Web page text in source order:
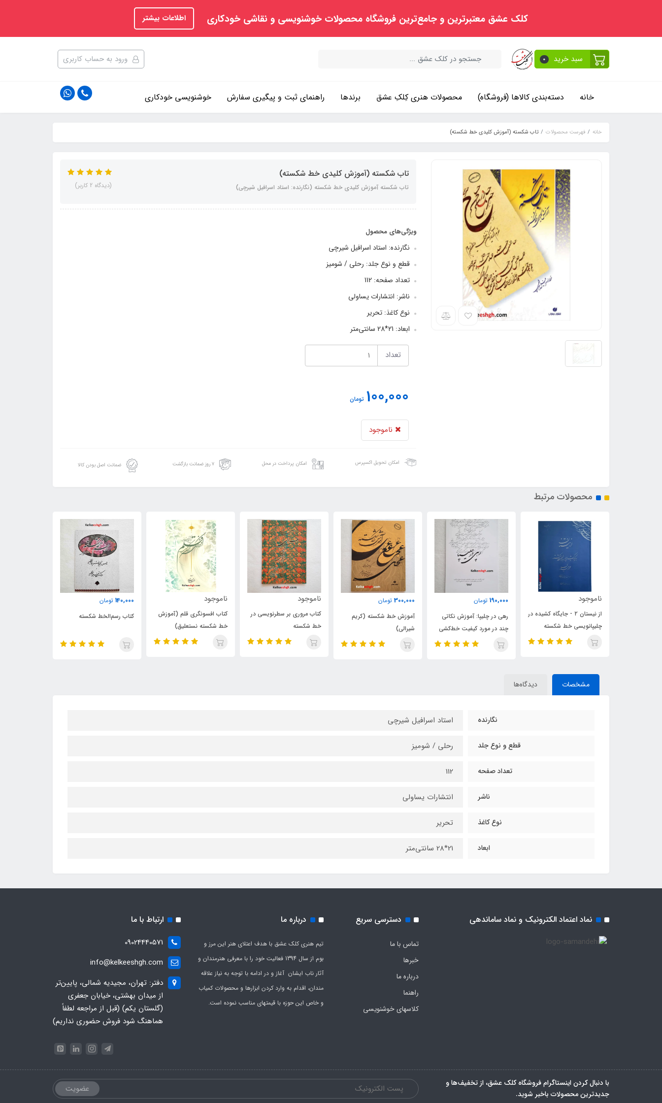
کلک عشق معتبرترین و جامع‌ترین فروشگاه محصولات خوشنویسی و نقاشی خودکاری اطلاعات بیشتر
سبد خرید 0 ورود به حساب کاربری
خانه دسته‌بندی کالاها (فروشگاه) محصولات هنری کِلکِ عشق برندها راهنمای ثبت و پیگیری سفارش خوشنویسی خودکاری
خانه فهرست محصولات تاب شکسته (آموزش کلیدی خط شکسته)
تاب شکسته (آموزش کلیدی خط شکسته)
تاب شکسته آموزش کلیدی خط شکسته (نگارنده: استاد اسرافیل شیرچی) (دیدگاه 2 کاربر)
ویژگی‌های محصول
نگارنده: استاد اسرافیل شیرچی
قطع و نوع جلد: رحلی / شومیز
تعداد صفحه: 112
ناشر: انتشارات یساولی
نوع کاغذ: تحریر
ابعاد: 21*28 سانتی‌متر
تعداد
100,000 تومان
ناموجود
امکان تحویل اکسپرس امکان پرداخت در محل ۷ روز ضمانت بازگشت ضمانت اصل بودن کالا
محصولات مرتبط
از نیستان ۲ - جایگاه کشیده در
چلیپانویسی خط شکسته
(استاد محمد حیدری)
رهی در چلیپا: آموزش نکاتی
چند در مورد کیفیت خط‌کشی
و خصوصیات چلیپای شکسته
آموزش خط شکسته (کریم
شیرالی)
کتاب مروری بر سطرنویسی در
کتاب افسونگری قلم (آموزش
خط شکسته نستعلیق)
کتاب رسم‌الخط شکسته
مسطور (دفتر اول) پیشنهاداتی
با محوریت سطرنویسی
مشخصات دیدگاه‌ها
نگارنده استاد اسرافیل شیرچی
قطع و نوع جلد رحلی / شومیز
تعداد صفحه 112
ناشر انتشارات یساولی
نوع کاغذ تحریر
ابعاد 21*28 سانتی‌متر
نماد اعتماد الکترونیک و نماد ساماندهی دسترسی سریع
تماس با ما
خبرها
درباره ما
راهنما
کلاسهای خوشنویسی
درباره ما
تیم هنری کلک عشق با هدف اعتلای هنر این مرز و
بوم از سال 1394 فعالیت خود را با معرفی هنرمندان و
آثار ناب ایشان آغاز و در ادامه با توجه به نیاز علاقه
مندان، اقدام به وارد کردن ابزارها و محصولات کمیاب
و خاص این حوزه با قیمتهای مناسب نموده است.
ارتباط با ما
09024440571
info@kelkeeshgh.com
دفتر: تهران، مجیدیه شمالی، پایین‌تر
از میدان بهشتی، خیابان جعفری
(گلستان یکم) (قبل از مراجعه لطفاً
هماهنگ شود فروش حضوری نداریم)
با دنبال کردن اینستاگرام فروشگاه کلک عشق، از تخفیف‌ها و
جدیدترین‌ محصولات باخبر شوید.
عضویت